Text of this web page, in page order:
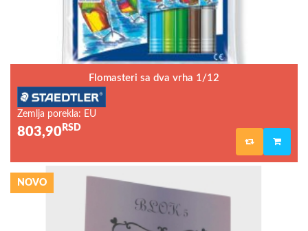
Flomasteri sa dva vrha 1/12
Zemlja porekla: EU
803,90 RSD
NOVO